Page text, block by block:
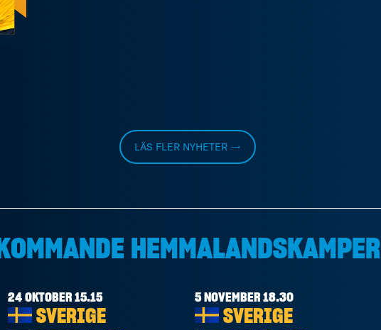
LÄS FLER NYHETER →
KOMMANDE HEMMALANDSKAMPER
24 OKTOBER 15.15
SVERIGE
5 NOVEMBER 18.30
SVERIGE